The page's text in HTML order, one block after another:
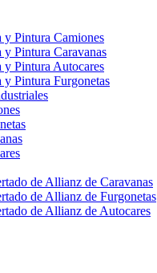
y Pintura Camiones
y Pintura Caravanas
y Pintura Autocares
y Pintura Furgonetas
de Allianz de Caravanas
de Allianz de Furgonetas
de Allianz de Autocares